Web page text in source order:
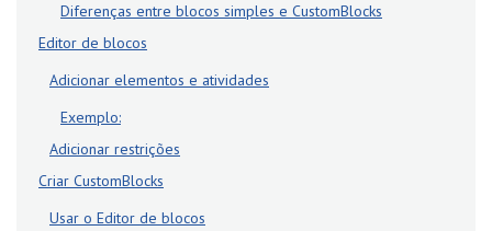
Diferenças entre blocos simples e CustomBlocks
Editor de blocos
Adicionar elementos e atividades
Exemplo:
Adicionar restrições
Criar CustomBlocks
Usar o Editor de blocos